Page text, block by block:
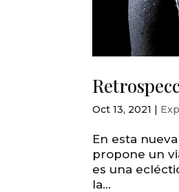
Oct 13, 2021 |
En esta
propone un
es una
la...